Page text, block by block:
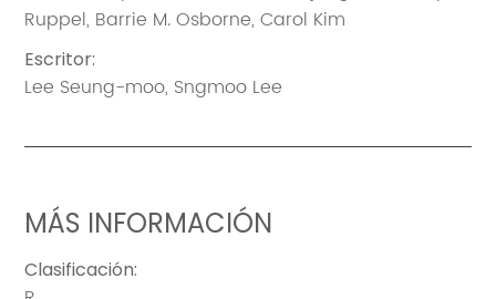
Ruppel, Barrie M. Osborne,Carol Kim
Escritor:
Lee Seung-moo, Sngmoo Lee
MÁS INFORMACIÓN
Clasificación: